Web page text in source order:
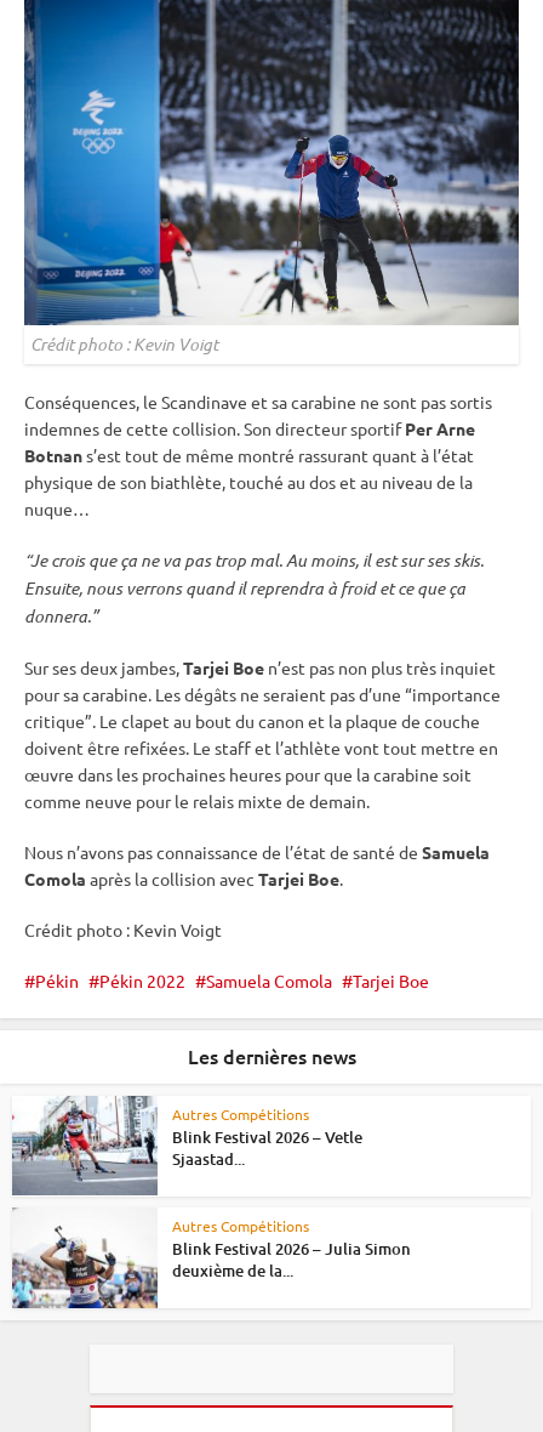
Crédit photo : Kevin Voigt
Conséquences, le Scandinave et sacarabine ne sont pas sortis
indemnes de cette collision. Son directeur sportifPer Arne
Botnans’est tout de même montré rassurant quant à l’état
physique de son biathlète, touché au dos et au niveau de la
nuque…
“Je crois que ça ne va pas trop mal. Au moins, il est sur ses skis.
Ensuite, nous verrons quand il reprendra à froid et ce que ça
donnera.”
Sur ses deux jambes,Tarjei Boe n’est pas non plus très inquiet
pour sacarabine. Les dégâts ne seraient pas d’une “importance
critique”. Le clapet au bout du canon et la plaque de couche
doivent être refixées. Le staff et l’athlète vont tout mettre en
œuvre dans les prochaines heures pour que lacarabine soit
comme neuve pour le relais mixte de demain.
Nous n’avons pas connaissance de l’état de santé de Samuela
Comola après la collision avec Tarjei Boe.
Crédit photo : Kevin Voigt
Pékin Pékin 2022 Samuela Comola Tarjei Boe
Les dernières news
Autres Compétitions
Blink Festival 2026 – Vetle
Sjaastad...
Autres Compétitions
Blink Festival 2026 – Julia Simon
deuxième de la...